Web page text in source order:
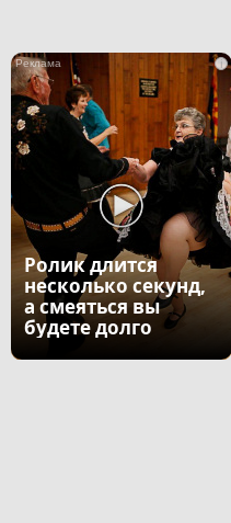
i
Ролик длится
несколько секунд,
а смеяться вы
будете долго